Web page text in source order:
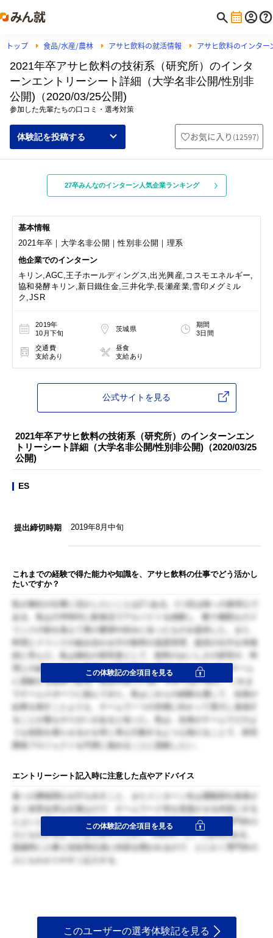
トップ 食品/水産/農林 アサヒ飲料の就活情報 アサヒ飲料のインター
2021年卒アサヒ飲料の技術系（研究所）のインタ
ーンエントリーシート詳細（大学名非公開/性別非
公開)（2020/03/25公開)
参加した先輩たちの口コミ・選考対策
体験記を投稿する お気に入り (12597)
27卒みんなのインターン人気企業ランキング
基本情報
2021年卒｜大学名非公開｜性別非公開｜理系
他企業でのインターン
キリン,AGC,王子ホールディングス,出光興産,コスモエネルギー,
協和発酵キリン,新日鐵住金,三井化学,長瀬産業,雪印メグミル
ク,JSR
2019年
10月下旬
茨城県
期間
3日間
交通費
支給あり
昼食
支給あり
公式サイトを見る
2021年卒アサヒ飲料の技術系（研究所）のインターンエン
トリーシート詳細（大学名非公開/性別非公開)（2020/03/25
公開)
ES
提出締切時期 2019年8月中旬
これまでの経験で得た能力や知識を、アサヒ飲料の仕事でどう活かし
たいですか？
私が御社の仕事に活かしたいことは2つある。1つ目は味への探求心で
ある。私は大学時代に飲食店でアルバイトを経験し、数十種類ものド
リンクの味を覚えて客の要望や好みに合ったものを提供した。また、
料理とドリンクの組み合わせ方や飲料の温度管理、提供の仕方を本格
的に学んだ。私は御社の研究者として、飲料のおいしさの研究や、料
理との組み合わせを考慮した製品開発に貢献したい。2つ目はチーム
に貢献する精神である。私は中高で○○部、大学では○○部と、これま
でチームスポーツに励んできた。私はこれらの経験を通して、自身が
結果を残すことよりも、チームで一つの目標に向かって努力し達成す
ることが最もやりがいがあると知った。私は、自身がチームでどのよ
うな役割を果たせるかを常に考え行動するよう心掛けることで、研究
開発プロジェクトを円滑に進めることに貢献したい。
この体験記の全項目を見る
エントリーシート記入時に注意した点やアドバイス
食への興味関心を打ち出すこと。またインターン生は運動部出身者が
多く体育会系な社風なので、チームワーク等を意識させる内容にする
とよいと思った。このほかに卒論・修論の研究内容について専門外の
人にもわかるようにまとめてください（600字）という設問がある。
面接時に人事と技術系社員に内容を聞かれるので、とにかく専門外の
この体験記の全項目を見る
このユーザーの選考体験記を見る